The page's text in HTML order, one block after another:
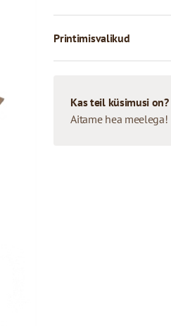
Printimisvalikud
Kas teil küsimusi on?
Aitame hea meelega!